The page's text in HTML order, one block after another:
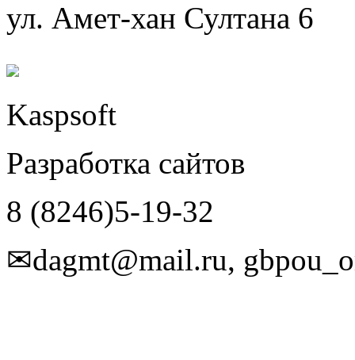
ул. Амет-хан Султана 6
Kaspsoft
Разработка сайтов
8 (8246)5-19-32
✉dagmt@mail.ru,